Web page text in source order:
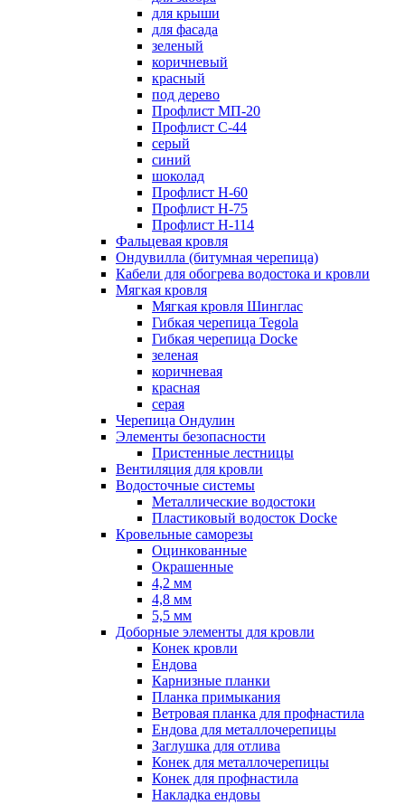
для крыши
для фасада
зеленый
коричневый
красный
под дерево
Профлист МП-20
Профлист С-44
серый
синий
шоколад
Профлист Н-60
Профлист Н-75
Профлист H-114
Фальцевая кровля
Ондувилла (битумная черепица)
Кабели для обогрева водостока и кровли
Мягкая кровля
Мягкая кровля Шинглас
Гибкая черепица Tegola
Гибкая черепица Docke
зеленая
коричневая
красная
серая
Черепица Ондулин
Элементы безопасности
Пристенные лестницы
Вентиляция для кровли
Водосточные системы
Металлические водостоки
Пластиковый водосток Docke
Кровельные саморезы
Оцинкованные
Окрашенные
4,2 мм
4,8 мм
5,5 мм
Доборные элементы для кровли
Конек кровли
Ендова
Карнизные планки
Планка примыкания
Ветровая планка для профнастила
Ендова для металлочерепицы
Заглушка для отлива
Конек для металлочерепицы
Конек для профнастила
Накладка ендовы